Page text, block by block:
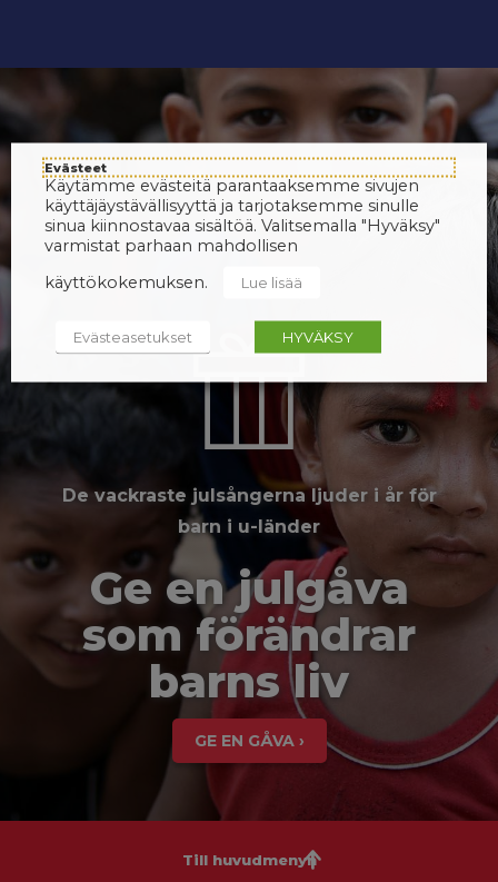
De vackraste julsångerna ljuder i år för
barn i u-länder
Ge en julgåva
som förändrar
barns liv
GE EN GÅVA ›
Till huvudmenyn
Evästeet
Käytämme evästeitä parantaaksemme sivujen
käyttäjäystävällisyyttä ja tarjotaksemme sinulle
sinua kiinnostavaa sisältöä. Valitsemalla "Hyväksy"
varmistat parhaan mahdollisen
käyttökokemuksen.
Lue lisää
Evästeasetukset HYVÄKSY